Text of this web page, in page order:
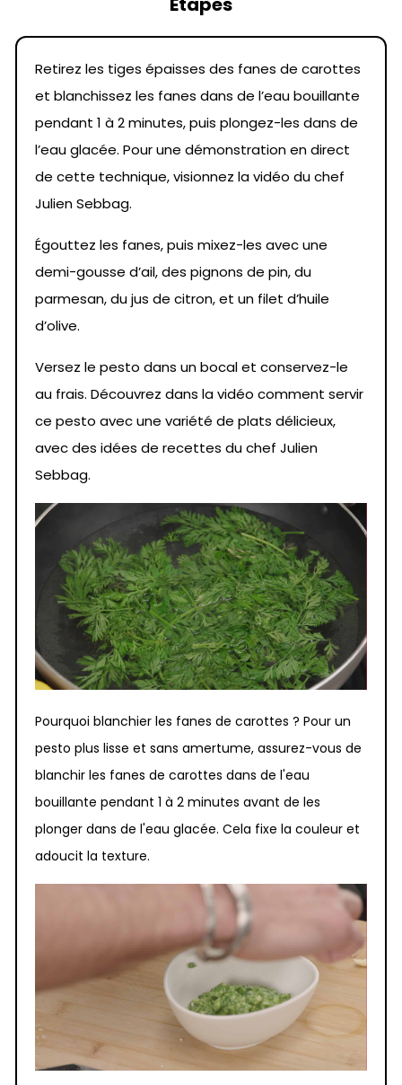
Retirez les tiges épaisses des fanes de carottes
et blanchissez les fanes dans de l’eau bouillante
pendant 1 à 2 minutes, puis plongez-les dans de
l’eau glacée. Pour une démonstration en direct
de cette technique, visionnez la vidéo du chef
Julien Sebbag.
Égouttez les fanes, puis mixez-les avec une
demi-gousse d’ail, des pignons de pin, du
parmesan, du jus de citron, et un filet d’huile
d’olive.
Versez le pesto dans un bocal et conservez-le
au frais. Découvrez dans la vidéo comment servir
ce pesto avec une variété de plats délicieux,
avec des idées de recettes du chef Julien
Sebbag.
Pourquoi blanchier les fanes de carottes ? Pour un
pesto plus lisse et sans amertume, assurez-vous de
blanchir les fanes de carottes dans de l'eau
bouillante pendant 1 à 2 minutes avant de les
plonger dans de l'eau glacée. Cela fixe la couleur et
adoucit la texture.